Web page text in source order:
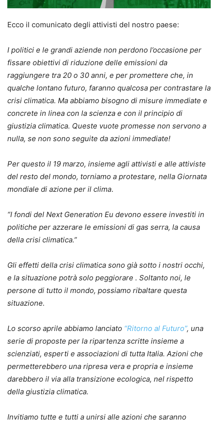
Ecco il comunicato degli attivisti del nostro paese:
I politici e le grandi aziende non perdono l’occasione per
fissare obiettivi di riduzione delle emissioni da
raggiungere tra 20 o 30 anni, e per promettere che, in
qualche lontano futuro, faranno qualcosa per contrastare la
crisi climatica. Ma abbiamo bisogno di misure immediate e
concrete in linea con la scienza e con il principio di
giustizia climatica. Queste vuote promesse non servono a
nulla, se non sono seguite da azioni immediate!
Per questo il 19 marzo, insieme agli attivisti e alle attiviste
del resto del mondo, torniamo a protestare, nella Giornata
mondiale di azione per il clima.
“I fondi del Next Generation Eu devono essere investiti in
politiche per azzerare le emissioni di gas serra, la causa
della crisi climatica.”
Gli effetti della crisi climatica sono già sotto i nostri occhi,
e la situazione potrà solo peggiorare . Soltanto noi, le
persone di tutto il mondo, possiamo ribaltare questa
situazione.
Lo scorso aprile abbiamo lanciato “Ritorno al Futuro”, una
serie di proposte per la ripartenza scritte insieme a
scienziati, esperti e associazioni di tutta Italia. Azioni che
permetterebbero una ripresa vera e propria e insieme
darebbero il via alla transizione ecologica, nel rispetto
della giustizia climatica.
Invitiamo tutte e tutti a unirsi alle azioni che saranno